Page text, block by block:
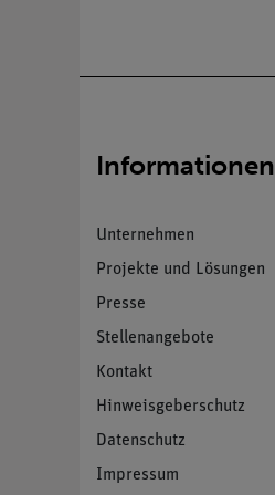
Informationen
Unternehmen
Projekte und Lösungen
Presse
Stellenangebote
Kontakt
Hinweisgeberschutz
Datenschutz
Impressum